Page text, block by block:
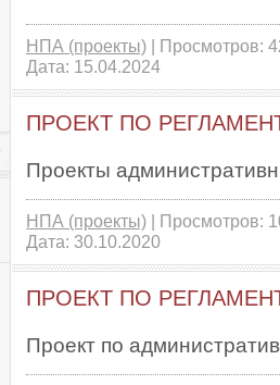
НПА (проекты) | Просмотров:
Дата: 15.04.2024
ПРОЕКТ ПО
Проекты
НПА (проекты) | Просмотров:
Дата: 30.10.2020
ПРОЕКТ ПО
Проект по